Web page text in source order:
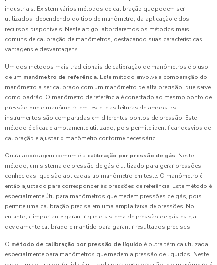
industriais. Existem vários métodos de calibração que podem ser
utilizados, dependendo do tipo de manômetro, da aplicação e dos
recursos disponíveis. Neste artigo, abordaremos os métodos mais
comuns de calibração de manômetros, destacando suas características,
vantagens e desvantagens.
Um dos métodos mais tradicionais de calibração de manômetros é o uso
de um manômetro de referência. Este método envolve a comparação do
manômetro a ser calibrado com um manômetro de alta precisão, que serve
como padrão. O manômetro de referência é conectado ao mesmo ponto de
pressão que o manômetro em teste, e as leituras de ambos os
instrumentos são comparadas em diferentes pontos de pressão. Este
método é eficaz e amplamente utilizado, pois permite identificar desvios de
calibração e ajustar o manômetro conforme necessário.
Outra abordagem comum é a calibração por pressão de gás. Neste
método, um sistema de pressão de gás é utilizado para gerar pressões
conhecidas, que são aplicadas ao manômetro em teste. O manômetro é
então ajustado para corresponder às pressões de referência. Este método é
especialmente útil para manômetros que medem pressões de gás, pois
permite uma calibração precisa em uma ampla faixa de pressões. No
entanto, é importante garantir que o sistema de pressão de gás esteja
devidamente calibrado e mantido para garantir resultados precisos.
O método de calibração por pressão de líquido é outra técnica utilizada,
especialmente para manômetros que medem a pressão de líquidos. Neste